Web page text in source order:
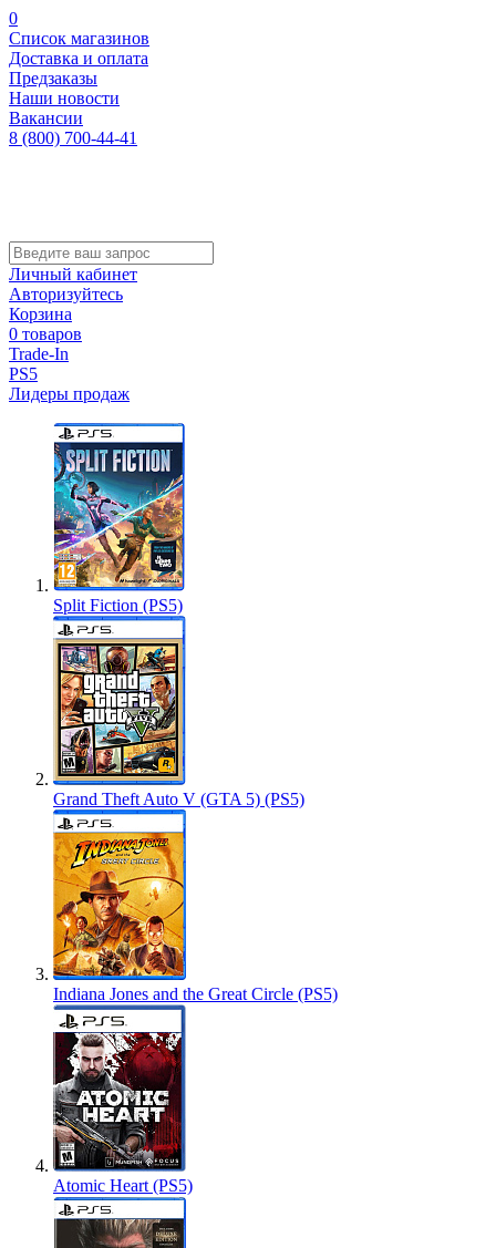
0
Список магазинов
Доставка и оплата
Предзаказы
Наши новости
Вакансии
8 (800) 700-44-41
Личный кабинет
Авторизуйтесь
Корзина
0 товаров
Trade-In
PS5
Лидеры продаж
Split Fiction (PS5)
Grand Theft Auto V (GTA 5) (PS5)
Indiana Jones and the Great Circle (PS5)
Atomic Heart (PS5)